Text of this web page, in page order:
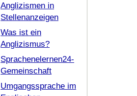
Anglizismen in
Stellenanzeigen
Was ist ein
Anglizismus?
Sprachenelernen24-
Gemeinschaft
Umgangssprache im